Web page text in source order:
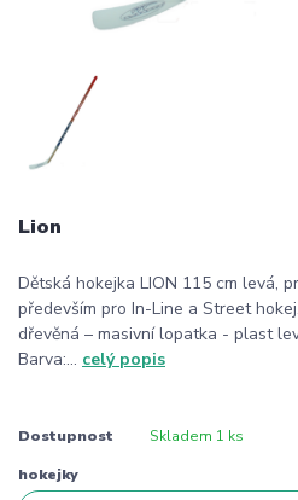
Lion
Dětská hokejka LION 115 cm levá,
především pro In-Line a Street
dřevěná – masivní lopatka - plast
Barva:... celý popis
Dostupnost Skladem 1 ks
hokejky